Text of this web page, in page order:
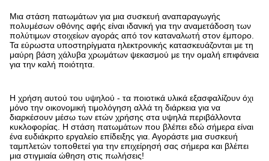
Μια στάση πατωμάτων για μια συσκευή αναπαραγωγής
πολυμέσων οθόνης αφής είναι ιδανική για την αναμετάδοση των
πολύτιμων στοιχείων αγοράς από τον καταναλωτή στον έμπορο.
Τα εύρωστα υποστηρίγματα ηλεκτρονικής κατασκευάζονται με τη
μαύρη βάση χάλυβα χρωμάτων ψεκασμού με την ομαλή επιφάνεια
για την καλή ποιότητα.
Η χρήση αυτού του υψηλού - τα ποιοτικά υλικά εξασφαλίζουν όχι
μόνο την οικονομική τιμολόγηση αλλά τη διάρκεια για να
διαρκέσουν μέσω των ετών χρήσης στα υψηλά περιβάλλοντα
κυκλοφορίας. Η στάση πατωμάτων που βλέπει εδώ σήμερα είναι
ένα ευδιάκριτο εργαλείο επίδειξης για. Αγοράστε μια συσκευή
ταμπλετών τοποθετεί για την επιχείρησή σας σήμερα και βλέπει
μια στιγμιαία ώθηση στις πωλήσεις!